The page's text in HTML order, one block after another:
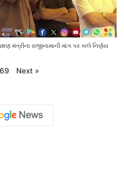
મંત્રીના રાજીનામાની માંગ પર કાલે નિર્ણય
Next »